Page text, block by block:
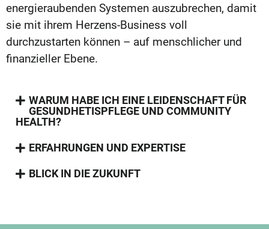
energieraubenden Systemen auszubrechen, damit
sie mit ihrem Herzens-Business voll
durchzustarten können – auf menschlicher und
finanzieller Ebene.
WARUM HABE ICH EINE LEIDENSCHAFT FÜR
GESUNDHETISPFLEGE UND COMMUNITY
HEALTH?
ERFAHRUNGEN UND EXPERTISE
BLICK IN DIE ZUKUNFT